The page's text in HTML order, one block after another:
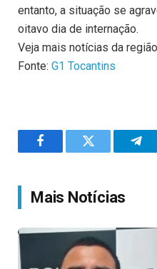
entanto, a situação se
oitavo dia de internação.
Veja mais notícias da
Fonte: G1 Tocantins
FacebookTwitter
Mais Notícias